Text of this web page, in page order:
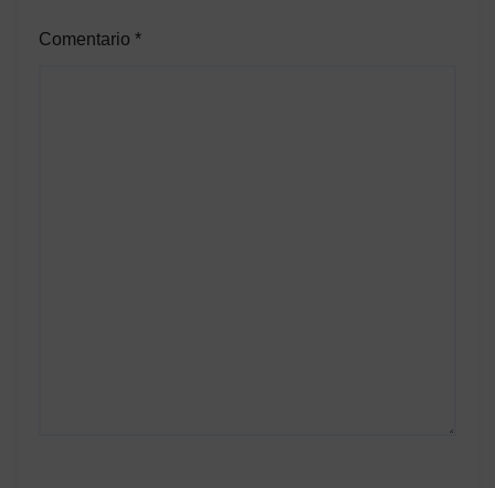
Comentario *